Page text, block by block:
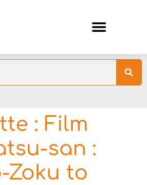
: Film
san :
Zoku to